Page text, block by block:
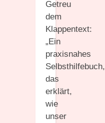
Getreu
dem
Klappentext:
„Ein
praxisnahes
Selbsthilfebuch,
das
erklärt,
wie
unser